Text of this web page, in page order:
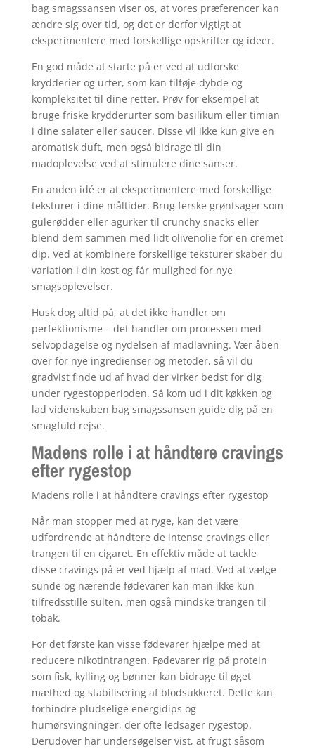
bag smagssansen viser os, at vores præferencer kan
ændre sig over tid, og det er derfor vigtigt at
eksperimentere med forskellige opskrifter og ideer.
En god måde at starte på er ved at udforske
krydderier og urter, som kan tilføje dybde og
kompleksitet til dine retter. Prøv for eksempel at
bruge friske krydderurter som basilikum eller timian
i dine salater eller saucer. Disse vil ikke kun give en
aromatisk duft, men også bidrage til din
madoplevelse ved at stimulere dine sanser.
En anden idé er at eksperimentere med forskellige
teksturer i dine måltider. Brug ferske grøntsager som
gulerødder eller agurker til crunchy snacks eller
blend dem sammen med lidt olivenolie for en cremet
dip. Ved at kombinere forskellige teksturer skaber du
variation i din kost og får mulighed for nye
smagsoplevelser.
Husk dog altid på, at det ikke handler om
perfektionisme – det handler om processen med
selvopdagelse og nydelsen af madlavning. Vær åben
over for nye ingredienser og metoder, så vil du
gradvist finde ud af hvad der virker bedst for dig
under rygestopperioden. Så kom ud i dit køkken og
lad videnskaben bag smagssansen guide dig på en
smagfuld rejse.
Madens rolle i at håndtere cravings
efter rygestop
Madens rolle i at håndtere cravings efter rygestop
Når man stopper med at ryge, kan det være
udfordrende at håndtere de intense cravings eller
trangen til en cigaret. En effektiv måde at tackle
disse cravings på er ved hjælp af mad. Ved at vælge
sunde og nærende fødevarer kan man ikke kun
tilfredsstille sulten, men også mindske trangen til
tobak.
For det første kan visse fødevarer hjælpe med at
reducere nikotintrangen. Fødevarer rig på protein
som fisk, kylling og bønner kan bidrage til øget
mæthed og stabilisering af blodsukkeret. Dette kan
forhindre pludselige energidips og
humørsvingninger, der ofte ledsager rygestop.
Derudover har undersøgelser vist, at frugt såsom